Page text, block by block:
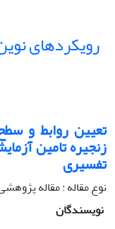
رویکردهای
تعیین روابط و
زنجیره تامین
تفسیری
نوع مقاله : مقاله
نویسندگان